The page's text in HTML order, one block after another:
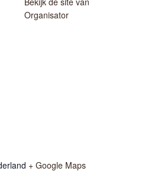
+ Google Maps
Organisator